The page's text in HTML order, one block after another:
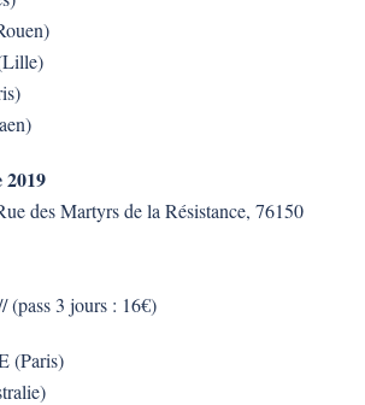
2019
des Martyrs de la Résistance, 76150
(pass 3 jours : 16€)
(Paris)